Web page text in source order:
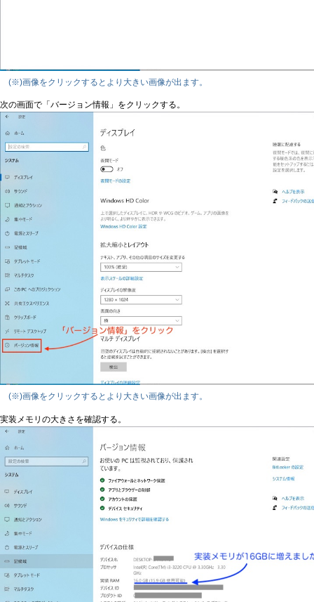
(※)画像をクリックするとより大きい画像が出ます。
次の画面で「バージョン情報」をクリックする。
(※)画像をクリックするとより大きい画像が出ます。
実装メモリの大きさを確認する。